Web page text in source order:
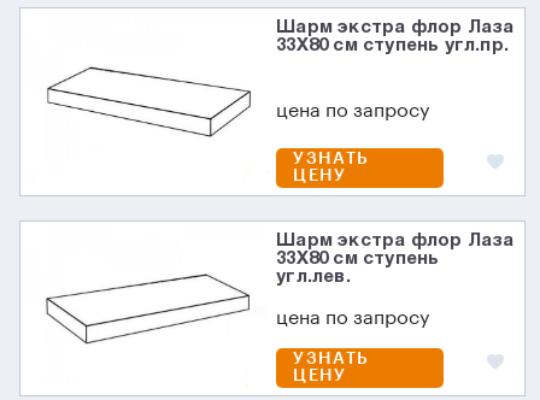
Шарм экстра флор Лаза
33X80 см ступень угл.пр.
цена по запросу
УЗНАТЬ
ЦЕНУ
Шарм экстра флор Лаза
33X80 см ступень
угл.лев.
цена по запросу
УЗНАТЬ
ЦЕНУ